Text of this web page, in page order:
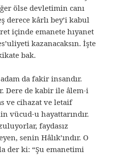
ölse devletimin canı
derece kârlı bey’i kabul
içinde emanete hıyanet
kazanacaksın. İşte
bak.
da fakir insandır.
Dere de kabir ile âlem-i
ve cihazat ve letaif
vücud-u hayattarındır.
faydasız
senin Hâlık’ındır. O
der ki: “Şu emanetimi